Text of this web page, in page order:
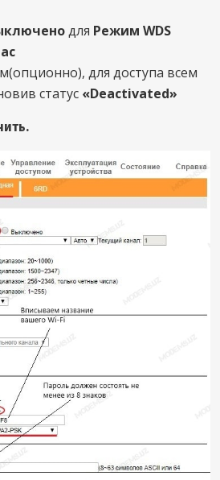
для Режим WDS
для доступа всем
статус «Deactivated»